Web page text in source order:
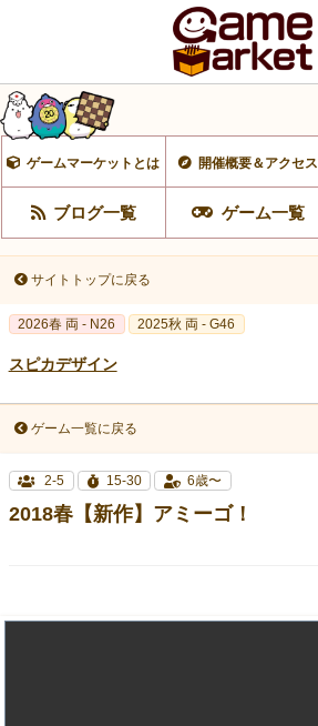
ゲームマーケットとは 開催概要＆アクセス
ブログ一覧 ゲーム一覧
サイトトップに戻る
2026春 両 - N26 2025秋 両 - G46
スピカデザイン
ゲーム一覧に戻る
2-5 15-30 6歳〜
2018春【新作】アミーゴ！